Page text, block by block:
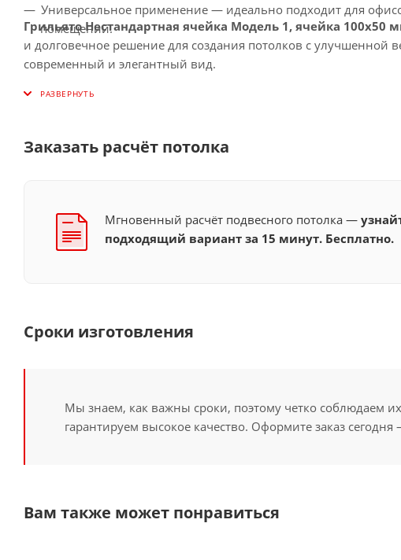
Универсальное применение — идеально подходит для
помещений.
Грильято Нестандартная ячейка Модель 1, ячейка
и долговечное решение для создания потолков с улучшенной
современный и элегантный вид.
Заказать расчёт потолка
Мгновенный расчёт подвесного потолка —
подходящий вариант за 15 минут. Бесплатно.
Сроки изготовления
Мы знаем, как важны сроки, поэтому четко соблюдаем
гарантируем высокое качество. Оформите заказ
Вам также может понравиться